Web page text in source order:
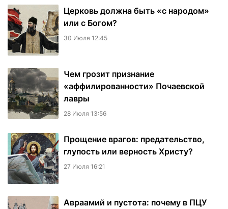
Церковь должна быть «с народом»
или с Богом?
30 Июля 12:45
Чем грозит признание
«аффилированности» Почаевской
лавры
28 Июля 13:56
Прощение врагов: предательство,
глупость или верность Христу?
27 Июля 16:21
Авраамий и пустота: почему в ПЦУ